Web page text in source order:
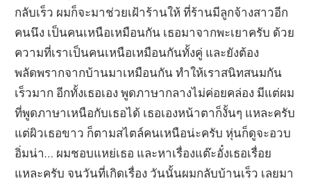
กลับเร็ว ผมก็จะมาช่วยเฝ้าร้านให้ ที่ร้านมีลูกจ้างสาวอีก
คนนึง เป็นคนเหนือเหมือนกัน เธอมาจากพะเยาครับ ด้วย
ความที่เราเป็นคนเหนือเหมือนกันทั้งคู่ และยังต้อง
พลัดพรากจากบ้านมาเหมือนกัน ทำให้เราสนิทสนมกัน
เร็วมาก อีกทั้งเธอเอง พูดภาษากลางไม่ค่อยคล่อง มีแต่ผม
ที่พูดภาษาเหนือกับเธอได้ เธอเองหน้าตาก็งั้นๆ แหละครับ
แต่ผิวเธอขาว ก็ตามสไตล์คนเหนือน่ะครับ หุ่นก็ดูจะอวบ
อิ่มน่า… ผมชอบแหย่เธอ และหาเรื่องแต๊ะอั๋งเธอเรื่อย
แหละครับ จนวันที่เกิดเรื่อง วันนั้นผมกลับบ้านเร็ว เลยมา